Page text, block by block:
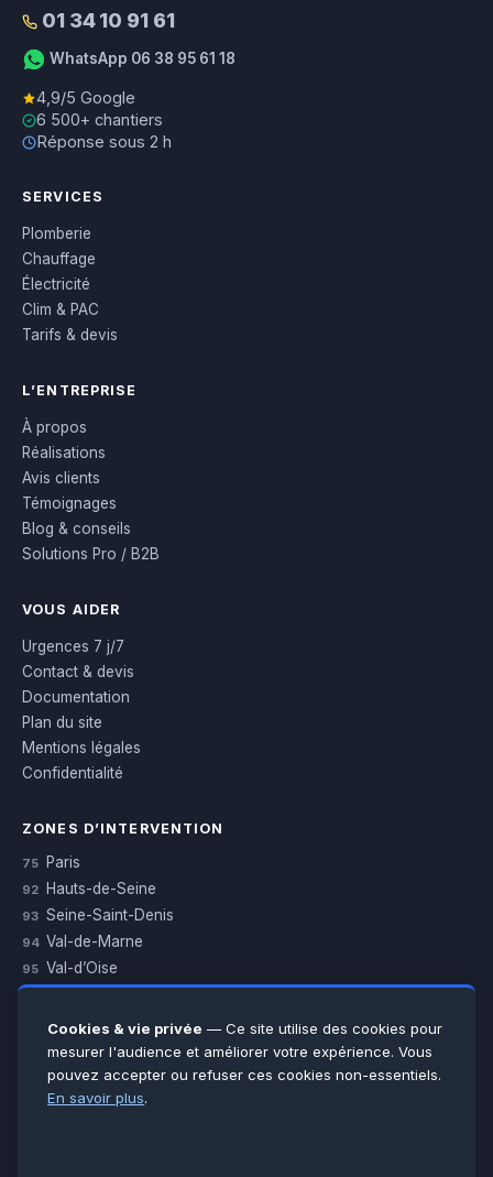
01 34 10 91 61
WhatsApp 06 38 95 61 18
4,9/5 Google
6 500+ chantiers
Réponse sous 2 h
SERVICES
Plomberie
Chauffage
Électricité
Clim & PAC
Tarifs & devis
L’ENTREPRISE
À propos
Réalisations
Avis clients
Témoignages
Blog & conseils
Solutions Pro / B2B
VOUS AIDER
Urgences 7 j/7
Contact & devis
Documentation
Plan du site
Mentions légales
Confidentialité
ZONES D’INTERVENTION
75 Paris
92 Hauts-de-Seine
93 Seine-Saint-Denis
94 Val-de-Marne
95 Val-d’Oise
Essonne
Seine-et-Marne
Voir toutes les villes →
Cookies & vie privée — Ce site utilise des cookies pour
mesurer l'audience et améliorer votre expérience. Vous
pouvez accepter ou refuser ces cookies non-essentiels.
En savoir plus.